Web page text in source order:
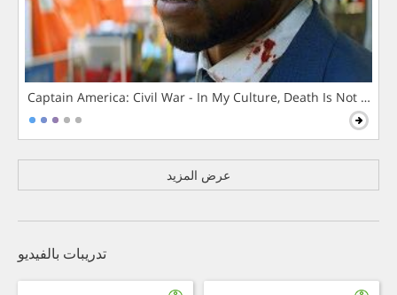
Captain America: Civil War - In My Culture, Death Is Not The
عرض المزيد
تدريبات بالفيديو